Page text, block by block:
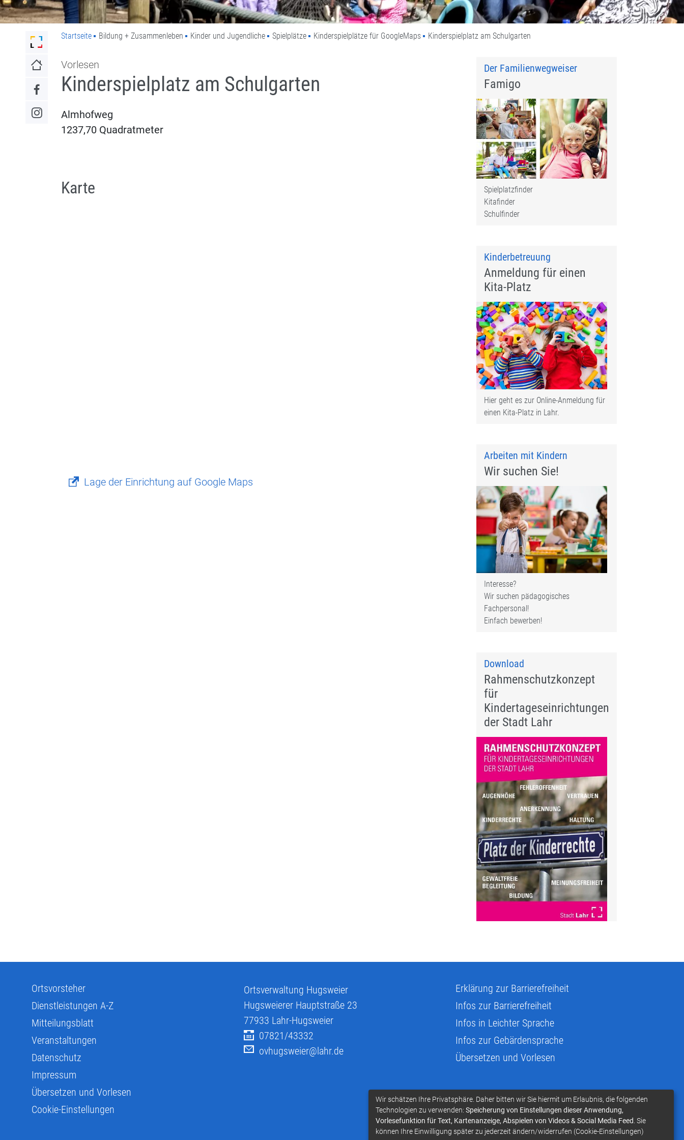
Link zur Startseite der Stadt Lahr
Link zur Startseite
Link zum Facebook-Auftritt
Link zum Instagram-Auftritt
Startseite Bildung + Zusammenleben Kinder und Jugendliche Spielplätze Kinderspielplätze für GoogleMaps Kinderspielplatz am Schulgarten
Vorlesen
Kinderspielplatz am Schulgarten
Almhofweg
1237,70 Quadratmeter
Karte
Lage der Einrichtung auf Google Maps
Der Familienwegweiser
Famigo
Spielplatzfinder
Kitafinder
Schulfinder
Kinderbetreuung
Anmeldung für einen
Kita-Platz
Hier geht es zur Online-Anmeldung für
einen Kita-Platz in Lahr.
Arbeiten mit Kindern
Wir suchen Sie!
Interesse?
Wir suchen pädagogisches
Fachpersonal!
Einfach bewerben!
Download
Rahmenschutzkonzept
für
Kindertageseinrichtungen
der Stadt Lahr
Ortsvorsteher
Dienstleistungen A-Z
Mitteilungsblatt
Veranstaltungen
Datenschutz
Impressum
Übersetzen und Vorlesen
Cookie-Einstellungen
Ortsverwaltung Hugsweier
Hugsweierer Hauptstraße 23
77933 Lahr-Hugsweier
07821/43332
ovhugsweier@lahr.de
Erklärung zur Barrierefreiheit
Infos zur Barrierefreiheit
Infos in Leichter Sprache
Infos zur Gebärdensprache
Übersetzen und Vorlesen
Wir schätzen Ihre Privatsphäre. Daher bitten wir Sie hiermit um Erlaubnis, die folgenden
Technologien zu verwenden: Speicherung von Einstellungen dieser Anwendung,
Vorlesefunktion für Text, Kartenanzeige, Abspielen von Videos & Social Media Feed. Sie
können Ihre Einwilligung später zu jederzeit ändern/widerrufen (Cookie-Einstellungen)